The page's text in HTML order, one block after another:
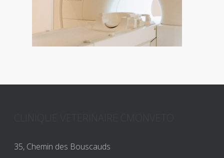
35, Chemin des Bouscauds